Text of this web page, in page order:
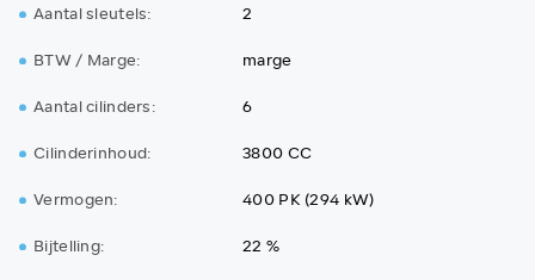
Aantal sleutels:
2
BTW / Marge:
marge
Aantal cilinders:
6
Cilinderinhoud:
3800 CC
Vermogen:
400 PK (294 kW)
Bijtelling:
22 %